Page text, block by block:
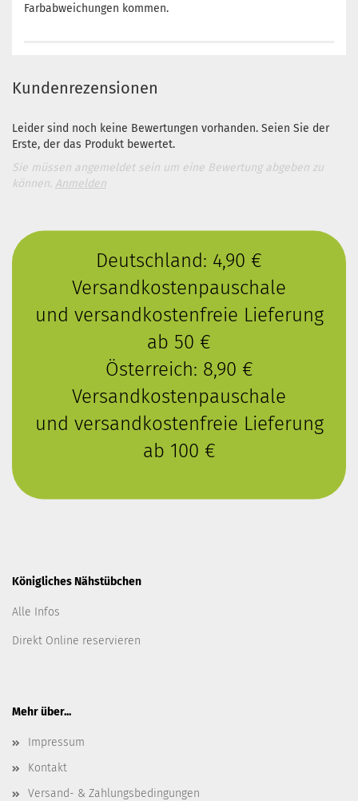
Farbabweichungen kommen.
Kundenrezensionen
Leider sind noch keine Bewertungen vorhanden. Seien Sie der
Erste, der das Produkt bewertet.
Sie müssen angemeldet sein um eine Bewertung abgeben zu
können. Anmelden
Deutschland: 4,90 €
Versandkostenpauschale
und versandkostenfreie Lieferung
ab 50 €
Österreich: 8,90 €
Versandkostenpauschale
und versandkostenfreie Lieferung
ab 100 €
Königliches Nähstübchen
Alle Infos
Direkt Online reservieren
Mehr über...
Impressum
Kontakt
Versand- & Zahlungsbedingungen